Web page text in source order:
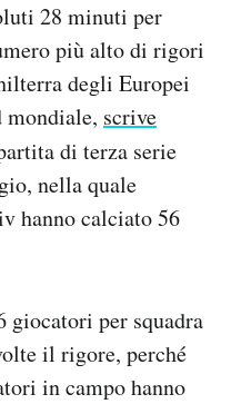
28 minuti per
più alto di rigori
degli Europei
mondiale, scrive
di terza serie
nella quale
hanno calciato 56
giocatori per squadra
il rigore, perché
in campo hanno